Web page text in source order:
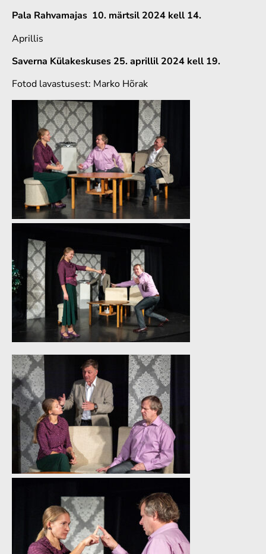
Pala Rahvamajas 10. märtsil 2024 kell 14.
Aprillis
Saverna Külakeskuses 25. aprillil 2024 kell 19.
Fotod lavastusest: Marko Hõrak